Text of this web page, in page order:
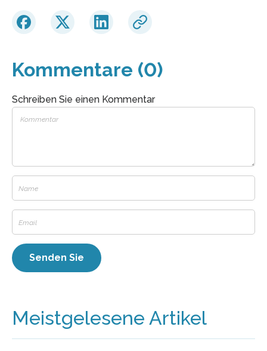
Kommentare (0)
Schreiben Sie einen Kommentar
Meistgelesene Artikel